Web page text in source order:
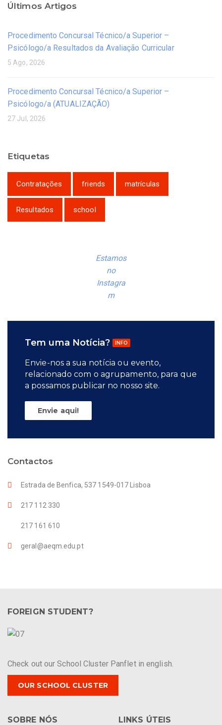
Últimos Artigos
Procedimento Concursal Técnico/a Superior –
Psicólogo/a Resultados da Avaliação Curricular
5 Ago, 2026
Procedimento Concursal Técnico/a Superior –
Psicólogo/a (ATUALIZAÇÃO)
27 Jul, 2026
Etiquetas
Contratações friends matrículas
Resultados school
Estamos
no
Instagra
m
Tem uma Notícia? INFO
Envie-nos a sua notícia ou evento,
relacionado com o agrupamento, para que
a possamos publicar no nosso site.
Envie aqui!
Contactos
Estrada de Benfica, 537 1549-017 Lisboa
217 112 330
217 161 610
geral@aeqm.edu.pt
FOREIGN STUDENT?
Check out our School Cluster Panflet in english.
OUR SCHOOL CLUSTER
SOBRE NÓS LINKS ÚTEIS